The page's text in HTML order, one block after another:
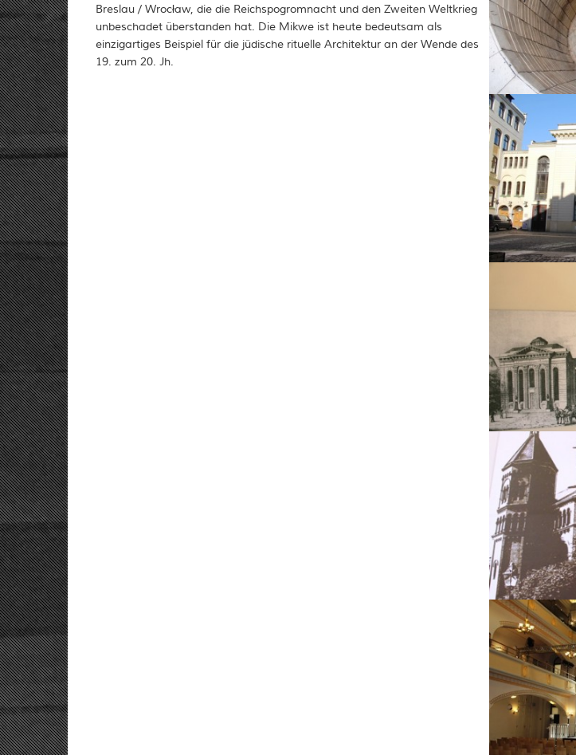
Breslau / Wrocław, die die Reichspogromnacht und den Zweiten Weltkrieg
unbeschadet überstanden hat. Die Mikwe ist heute bedeutsam als
einzigartiges Beispiel für die jüdische rituelle Architektur an der Wende des
19. zum 20. Jh.